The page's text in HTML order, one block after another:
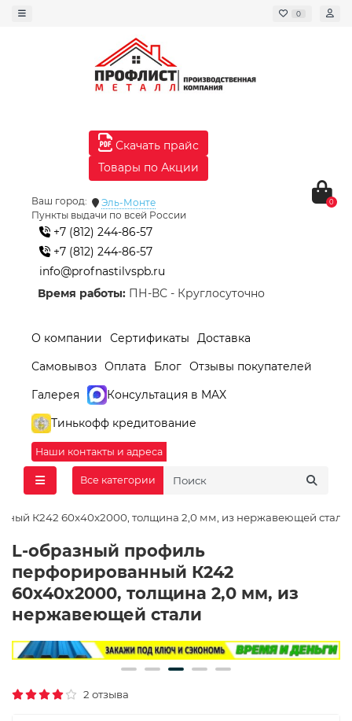
0
Скачать прайс
Товары по Акции
Ваш город:
Эль-Монте
Пункты выдачи по всей России
+7 (812) 244-86-57
+7 (812) 244-86-57
info@profnastilvspb.ru
Время работы: ПН-ВС - Круглосуточно
0
О компании Сертификаты
Доставка
Самовывоз Оплата Блог Отзывы покупателей
Галерея
Консультация в MAX
Тинькофф кредитование
Наши контакты и адреса
Все категории
К242 60x40x2000, толщина 2,0 мм, из нержавеющей стали
L-образный профиль
перфорированный К242
60x40x2000, толщина 2,0 мм, из
нержавеющей стали
2 отзыва